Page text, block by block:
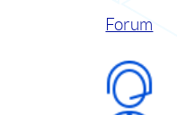
Forum